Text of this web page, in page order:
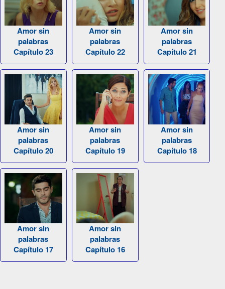
Amor sin
palabras
Capítulo 23
Amor sin
palabras
Capítulo 22
Amor sin
palabras
Capítulo 21
Amor sin
palabras
Capítulo 20
Amor sin
palabras
Capítulo 19
Amor sin
palabras
Capítulo 18
Amor sin
palabras
Capítulo 17
Amor sin
palabras
Capítulo 16